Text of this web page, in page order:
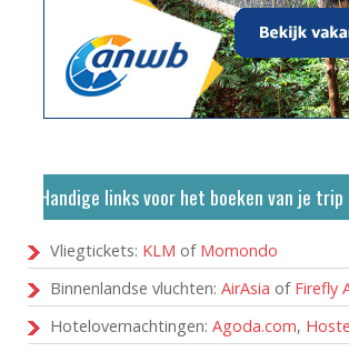
Handige links voor het boeken van je trip
Vliegtickets: KLM of Momondo
Binnenlandse vluchten: AirAsia of Firefly
Hotelovernachtingen: Agoda.com,